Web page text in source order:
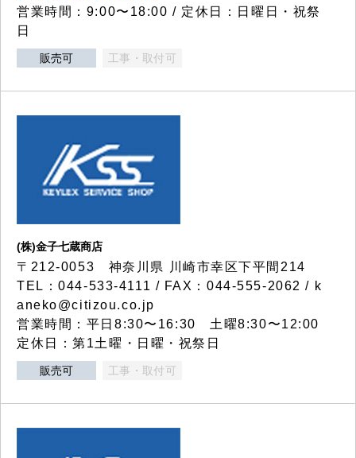
営業時間：9:00〜18:00 / 定休日：日曜日・祝祭
日
販売可 工事・取付可
(株)金子七蔵商店
〒212-0053 神奈川県 川崎市幸区下平間214
TEL：044-533-4111 / FAX：044-555-2062 / k
aneko@citizou.co.jp
営業時間：平日8:30〜16:30 土曜8:30〜12:00
定休日：第1土曜・日曜・祝祭日
販売可 工事・取付可